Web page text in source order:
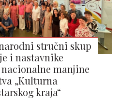
stručni skup
i nastavnike
manjine
„Kulturna
kraja“